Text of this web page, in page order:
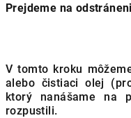
Prejdeme na
V tomto kroku
alebo čistiaci olej
ktorý nanášame na
rozpustili.